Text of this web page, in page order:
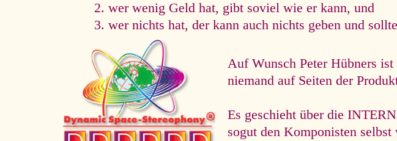
wer wenig Geld hat, gibt soviel wie er kann, und
wer nichts hat, der kann auch nichts geben und
Auf Wunsch Peter Hübners
niemand auf Seiten der
Es geschieht über die
so­gut den Komponisten